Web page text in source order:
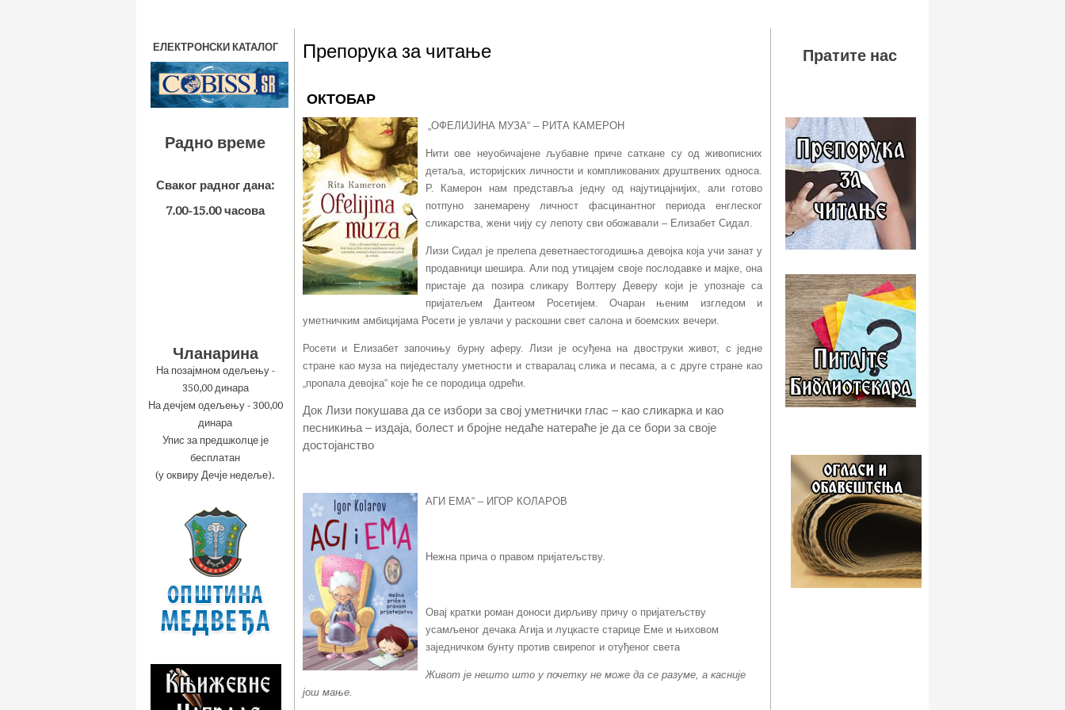
ЕЛЕКТРОНСКИ КАТАЛОГ
Радно време
Сваког радног дана:
7.00-15.00 часова
Чланарина
На позајмном одељењу -
350,00 динара
На дечјем одељењу - 300,00
динара
Упис за предшколце је
бесплатан
(у оквиру Дечје недеље).
Препорука за читање
ОКТОБАР
„ОФЕЛИЈИНА МУЗА“ – РИТА КАМЕРОН
Нити ове неуобичајене љубавне приче саткане су од живописних
детаља, историјских личности и компликованих друштвених односа.
Р. Камерон нам представља једну од најутицајнијих, али готово
потпуно занемарену личност фасцинантног периода енглеског
сликарства, жени чију су лепоту сви обожавали – Елизабет Сидал.
Лизи Сидал је прелепа деветнаестогодишња девојка која учи занат у
продавници шешира. Али под утицајем своје послодавке и мајке, она
пристаје да позира сликару Волтеру Деверу који је упознаје са
пријатељем Дантеом Росетијем. Очаран њеним изгледом и
уметничким амбицијама Росети је увлачи у раскошни свет салона и боемских вечери.
Росети и Елизабет започињу бурну аферу. Лизи је осуђена на двоструки живот, с једне
стране као муза на пиједесталу уметности и стваралац слика и песама, а с друге стране као
„пропала девојка“ које ће се породица одрећи.
Док Лизи покушава да се избори за свој уметнички глас – као сликарка и као
песникиња – издаја, болест и бројне недаће натераће је да се бори за своје
достојанство
АГИ ЕМА“ – ИГОР КОЛАРОВ
Нежна прича о правом пријатељству.
Овај кратки роман доноси дирљиву причу о пријатељству
усамљеног дечака Агија и луцкасте старице Еме и њиховом
заједничком бунту против свирепог и отуђеног света
Живот је нешто што у почетку не може да се разуме, а касније
још мање.
Пратите нас